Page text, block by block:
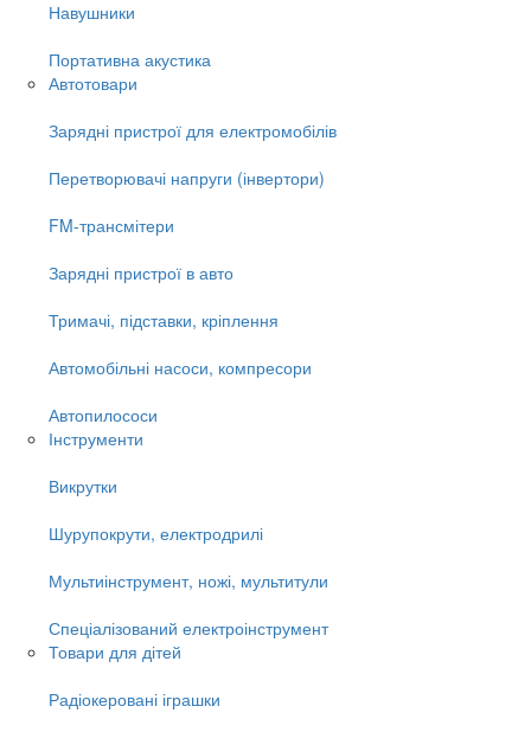
Навушники
Портативна акустика
Автотовари
Зарядні пристрої для електромобілів
Перетворювачі напруги (інвертори)
FM-трансмітери
Зарядні пристрої в авто
Тримачі, підставки, кріплення
Автомобільні насоси, компресори
Автопилососи
Інструменти
Викрутки
Шурупокрути, електродрилі
Мультиінструмент, ножі, мультитули
Спеціалізований електроінструмент
Товари для дітей
Радіокеровані іграшки